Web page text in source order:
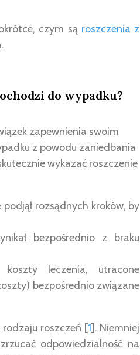
czym są roszczenia z
do wypadku?
zapewnienia swoim
z powodu zaniedbania
wykazać roszczenie
rozsądnych kroków, by
bezpośrednio z braku
leczenia, utracone
bezpośrednio związane
roszczeń [1]. Niemniej
odpowiedzialność na